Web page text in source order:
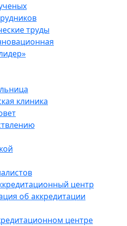
труды
клиника
центр
об аккредитации
центре